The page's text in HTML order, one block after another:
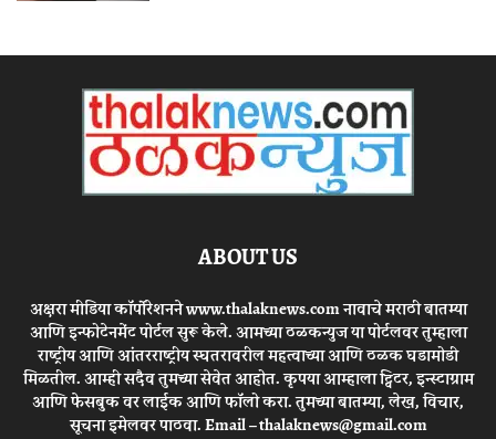
ABOUT US
अक्षरा मीडिया कॉर्पोरेशनने www.thalaknews.com नावाचे मराठी बातम्या
आणि इन्फोटेनमेंट पोर्टल सुरू केले. आमच्या ठळकन्युज या पोर्टलवर तुम्हाला
राष्ट्रीय आणि आंतरराष्ट्रीय स्घतरावरील महत्वाच्या आणि ठळक घडामोडी
मिळतील. आम्ही सदैव तुमच्या सेवेत आहोत. कृपया आम्हाला ट्विटर, इन्स्टाग्राम
आणि फेसबुक वर लाईक आणि फॉलो करा. तुमच्या बातम्या, लेख, विचार,
सूचना इमेलवर पाठवा. Email – thalaknews@gmail.com